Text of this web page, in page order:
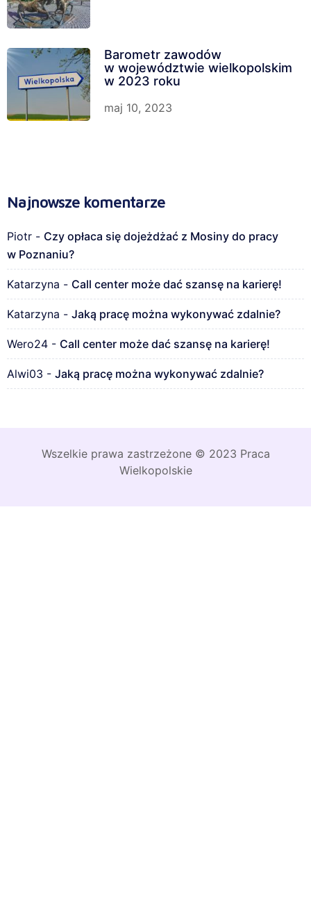
Barometr zawodów
w województwie wielkopolskim
w 2023 roku
maj 10, 2023
Najnowsze komentarze
Piotr - Czy opłaca się dojeżdżać z Mosiny do pracy
w Poznaniu?
Katarzyna - Call center może dać szansę na karierę!
Katarzyna - Jaką pracę można wykonywać zdalnie?
Wero24 - Call center może dać szansę na karierę!
Alwi03 - Jaką pracę można wykonywać zdalnie?
Wszelkie prawa zastrzeżone © 2023 Praca
Wielkopolskie